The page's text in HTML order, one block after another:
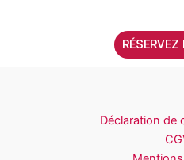
Déclaration de